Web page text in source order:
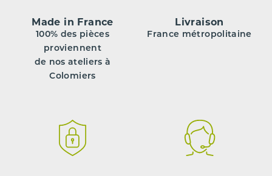
Made in France
100% des pièces
proviennent
de nos ateliers à
Colomiers
Livraison
France métropolitaine